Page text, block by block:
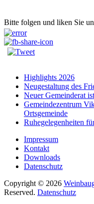
Bitte folgen und liken Sie
Beitragsnavigation
Highlights 2026
Neugestaltung des
Neuer Gemeinderat
Gemeindezentrum
Ortsgemeinde
Ruhegelegenheiten
Impressum
Kontakt
Downloads
Datenschutz
Copyright © 2026
Reserved. Datenschutz